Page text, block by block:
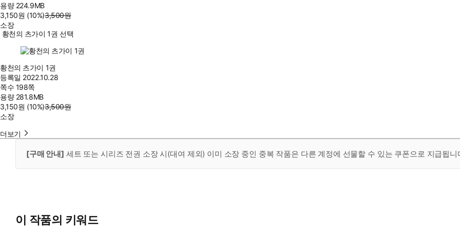
용량 224.9MB
3,150원 (10%)3,500원
소장
황천의 츠가이 1권 선택
황천의 츠가이 1권
등록일 2022.10.28
쪽수 198쪽
용량 281.8MB
3,150원 (10%)3,500원
소장
더보기
[구매 안내] 세트 또는 시리즈 전권 소장 시(대여 제외) 이미 소장 중인 중복 작품은 다른 계정에 선물할 수 있는 쿠폰으로 지급됩니
이 작품의 키워드